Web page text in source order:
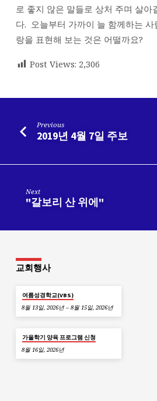
로 좋지 않은 말들로 상처 주며 살아
다. 오늘부터 가까이 늘 함께하는
랑을 표현해 보는 것은 어떨까요?
Post Views: 2,306
Previous
2019년 4월 7일 주보
Next
"갈보리 산 위에"
교회행사
여름성경학교(VBS)
8월 13일, 2026년 – 8월 15일, 2026년
가을학기 양육 프로그램 신청
8월 16일, 2026년